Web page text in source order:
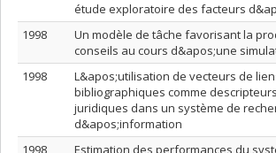
étude exploratoire des facteurs
1998
Un modèle de tâche favorisant la
conseils au cours d&apos;une
1998
L&apos;utilisation de vecteurs de
bibliographiques comme
juridiques dans un système de
d&apos;information
1998
Estimation des performances du